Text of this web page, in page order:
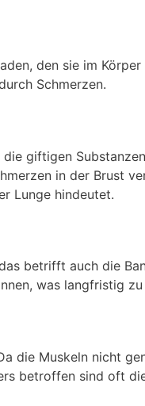
den sie im
Schmerzen.
giftigen
in der Brust
Lunge hindeutet.
betrifft auch die
was langfristig
die Muskeln nicht
betroffen sind oft